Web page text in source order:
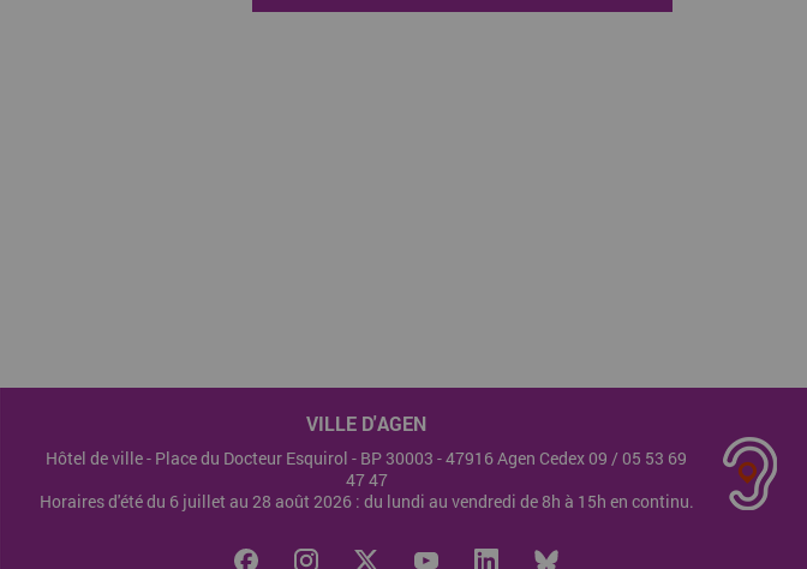
VILLE D'AGEN
Hôtel de ville - Place du Docteur Esquirol - BP 30003 - 47916 Agen Cedex 09 /05 53 69
47 47
Horaires d'été du 6 juillet au 28 août 2026 : du lundi au vendredi de 8h à 15h en continu.